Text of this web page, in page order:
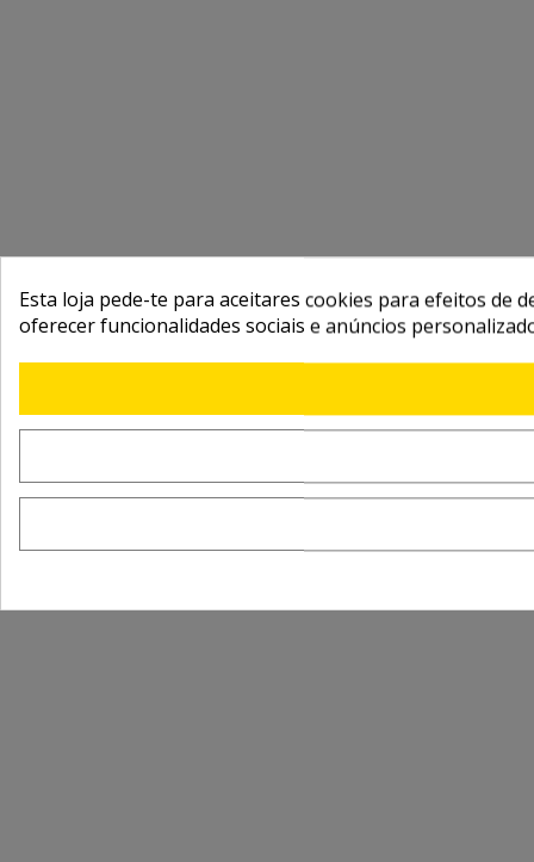
Esta loja pede-te para aceitares cookies para efeitos de
oferecer funcionalidades sociais e anúncios